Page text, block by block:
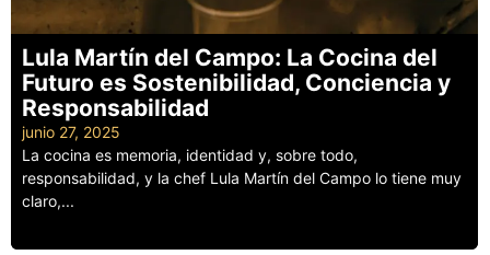
Lula Martín del Campo: La Cocina del
Futuro es Sostenibilidad, Conciencia y
Responsabilidad
junio 27, 2025
La cocina es memoria, identidad y, sobre todo,
responsabilidad, y la chef Lula Martín del Campo lo tiene muy
claro,...